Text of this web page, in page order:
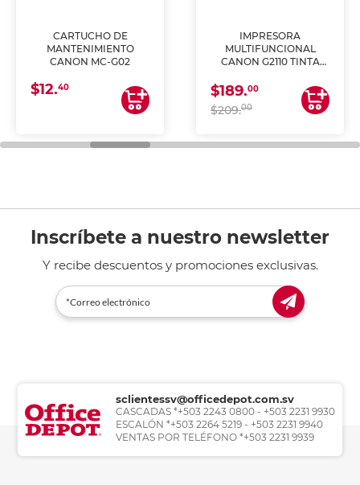
CARTUCHO DE
MANTENIMIENTO
CANON MC-G02
$12.40
IMPRESORA
MULTIFUNCIONAL
CANON G2110 TINTA
$189.00
$209.00
Inscríbete a nuestro newsletter
Y recibe descuentos y promociones exclusivas.
sclientessv@officedepot.com.sv
CASCADAS *+503 2243 0800 - +503 2231 9930
ESCALÓN *+503 2264 5219 - +503 2231 9940
VENTAS POR TELÉFONO *+503 2231 9939